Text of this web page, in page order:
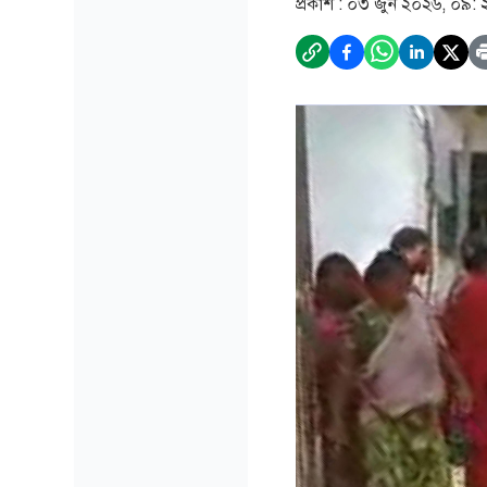
প্রকাশ : ০৩ জুন ২০২৬, ০৯: